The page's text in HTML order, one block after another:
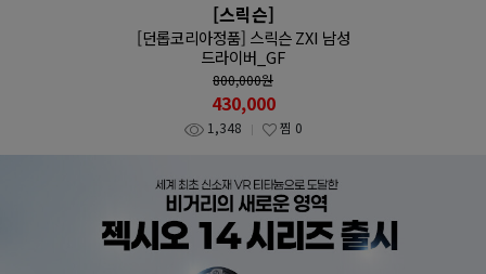
[스릭슨]
[던롭코리아정품] 스릭슨 ZXI 남성
드라이버_GF
800,000원
430,000
1,348 찜 0